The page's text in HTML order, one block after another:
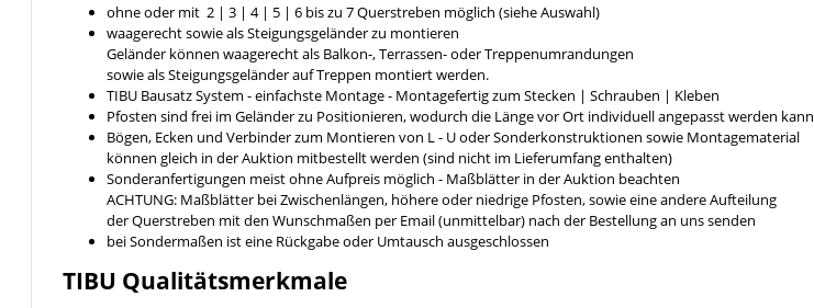
ohne oder mit 2 | 3 | 4 | 5 | 6 bis zu 7 Querstreben möglich (siehe Auswahl)
waagerecht sowie als Steigungsgeländer zu montieren
Geländer können waagerecht als Balkon-, Terrassen- oder Treppenumrandungen
sowie als Steigungsgeländer auf Treppen montiert werden.
TIBU Bausatz System - einfachste Montage - Montagefertig zum Stecken | Schrauben | Kleben
Pfosten sind frei im Geländer zu Positionieren, wodurch die Länge vor Ort individuell angepasst werden kann
Bögen, Ecken und Verbinder zum Montieren von L - U oder Sonderkonstruktionen sowie Montagematerial
können gleich in der Auktion mitbestellt werden (sind nicht im Lieferumfang enthalten)
Sonderanfertigungen meist ohne Aufpreis möglich - Maßblätter in der Auktion beachten
ACHTUNG: Maßblätter bei Zwischenlängen, höhere oder niedrige Pfosten, sowie eine andere Aufteilung
der Querstreben mit den Wunschmaßen per Email (unmittelbar) nach der Bestellung an uns senden
bei Sondermaßen ist eine Rückgabe oder Umtausch ausgeschlossen
TIBU Qualitätsmerkmale